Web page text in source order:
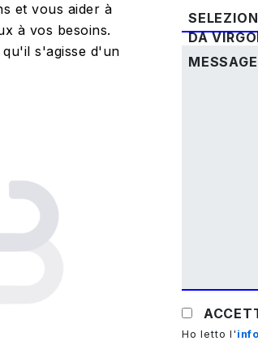
et vous aider à
à vos besoins.
s'agisse d'un
DA
MESSAGE
Ho letto l'